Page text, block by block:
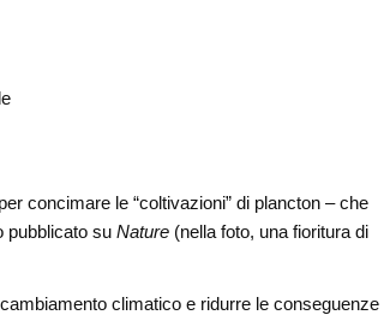
concimare le “coltivazioni” di plancton – che
pubblicato suNature (nella foto, una fioritura di
climatico e ridurre le conseguenze